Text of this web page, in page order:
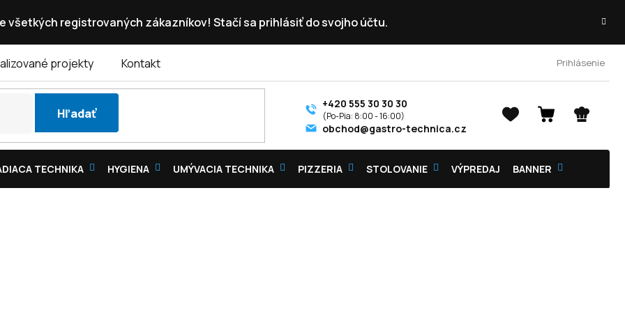
všetkých registrovaných zákazníkov! Stačí sa prihlásiť do svojho účtu.
projekty Kontakt Prihlásenie
Hľadať
NÁKUPNÝ
+420 555 30 30 30
obchod@gastro-technica.cz
TECHNIKA HYGIENA UMÝVACIA TECHNIKA PIZZERIA STOLOVANIE VÝPREDAJ BANNER